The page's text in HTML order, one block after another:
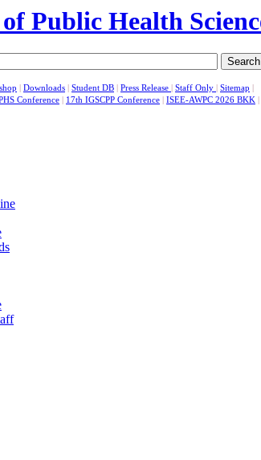
Search
Downloads Student DB Press Release Staff Only Sitemap
Conference 17th IGSCPP Conference ISEE-AWPC 2026 BKK